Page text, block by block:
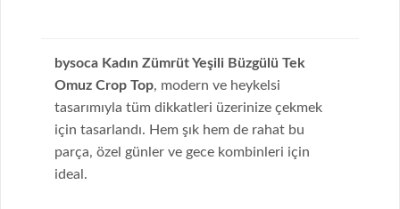
bysoca Kadın Zümrüt Yeşili Büzgülü Tek
Omuz Crop Top, modern ve heykelsi
tasarımıyla tüm dikkatleri üzerinize çekmek
için tasarlandı. Hem şık hem de rahat bu
parça, özel günler ve gece kombinleri için
ideal.